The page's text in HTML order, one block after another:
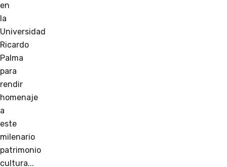
en
la
Universidad
Ricardo
Palma
para
rendir
homenaje
a
este
milenario
patrimonio
cultura...